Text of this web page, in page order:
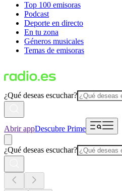
Top 100 emisoras
Podcast
Deporte en directo
En tu zona
Géneros musicales
Temas de emisoras
¿Qué deseas escuchar?
Abrir appDescubre Prime
¿Qué deseas escuchar?